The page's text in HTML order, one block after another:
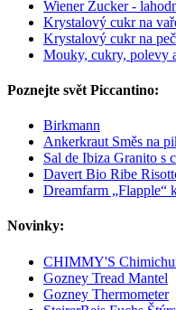
Wiener Zucker -
Krystalový cukr na
Krystalový cukr na
Mouky, cukry, polevy
Poznejte svět Piccantino:
Birkmann
Ankerkraut Směs na
Sal de Ibiza Granito s
Davert Bio Ribe
Dreamfarm „Flapple“
Novinky:
CHIMMY'S
Gozney Tread Mantel
Gozney Thermometer